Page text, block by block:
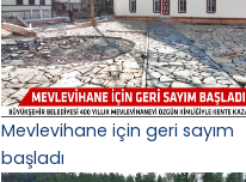
Mevlevihane için geri sayım
başladı